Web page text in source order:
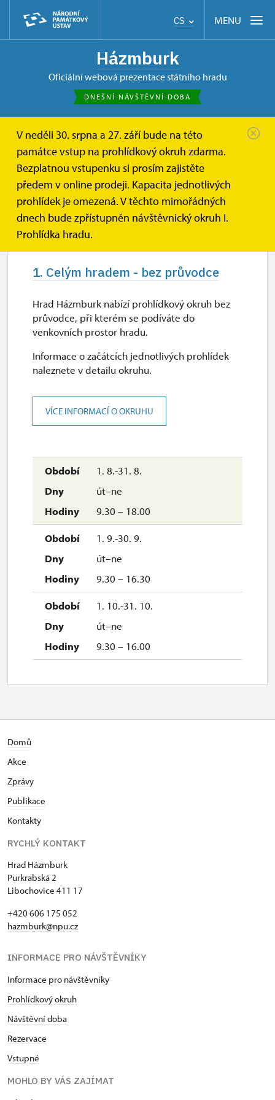
CS MENU
Házmburk
oficiální webová prezentace státního hradu
DNEŠNÍ NÁVŠTĚVNÍ DOBA
V neděli 30. srpna a 27. září bude na této
památce vstup na prohlídkový okruh zdarma.
Bezplatnou vstupenku si prosím zajistěte
předem v online prodeji. Kapacita jednotlivých
prohlídek je omezená. V těchto mimořádných
dnech bude zpřístupněn návštěvnický okruh I.
Prohlídka hradu.
Házmburk Informace pro návštěvníky Návštěvní doba
Návštěvní doba
1. Celým hradem - bez průvodce
1. 8.-31. 8.
út–ne
9.30 – 18.00
1. 9.-30. 9.
út–ne
9.30 – 16.30
1. 10.-31. 10.
út–ne
9.30 – 16.00
Hrad Házmburk nabízí prohlídkový okruh bez
průvodce, při kterém se podíváte do
venkovních prostor hradu.
Informace o začátcích jednotlivých prohlídek
naleznete v detailu okruhu.
VÍCE INFORMACÍ O OKRUHU
Domů
Akce
Zprávy
Publikace
Kontakty
RYCHLÝ KONTAKT
Hrad Házmburk
Purkrabská 2
Libochovice 411 17
+420 606 175 052
hazmburk@npu.cz
INFORMACE PRO NÁVŠTĚVNÍKY
Informace pro návštěvníky
Prohlídkový okruh
Návštěvní doba
Rezervace
Vstupné
MOHLO BY VÁS ZAJÍMAT